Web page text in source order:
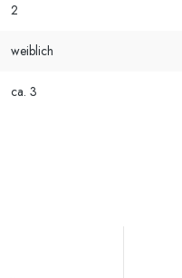
2
weiblich
ca. 3